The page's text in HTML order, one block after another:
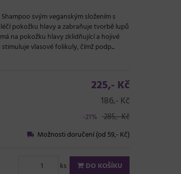
svým veganským složením s
pokožku hlavy a zabraňuje tvorbě lupů
na pokožku hlavy zklidňující a hojivé
vlasové folikuly, čímž podp...
225,- Kč
186,- Kč
-21% 285,- Kč
Možnosti doručení (od 59,- Kč)
ks DO KOŠÍKU